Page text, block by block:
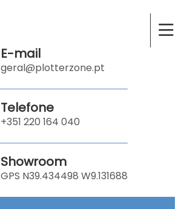
E-mail
geral@plotterzone.pt
Telefone
+351 220 164 040
Showroom
GPS N39.434498 W9.131688